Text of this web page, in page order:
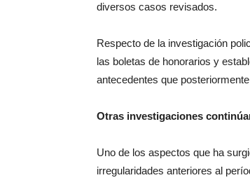
diversos casos revisados.
Respecto de la investigación
las boletas de honorarios y
antecedentes que
Otras investigaciones
Uno de los aspectos que ha
irregularidades anteriores al